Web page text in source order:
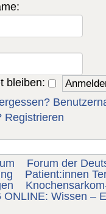
bleiben:
Registrieren
Forum der
Patient:innen
ONLINE: Wissen –